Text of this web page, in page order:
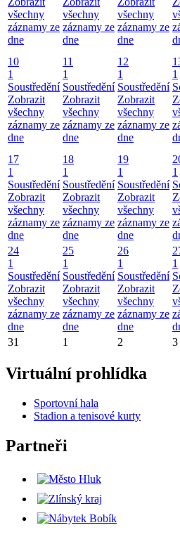
všechny
záznamy ze
dne
všechny
záznamy ze
dne
všechny
záznamy ze
dne
10
1
Soustředění
Zobrazit
všechny
záznamy ze
dne
11
1
Soustředění
Zobrazit
všechny
záznamy ze
dne
12
1
Soustředění
Zobrazit
všechny
záznamy ze
dne
1
17
1
Soustředění
Zobrazit
všechny
záznamy ze
dne
18
1
Soustředění
Zobrazit
všechny
záznamy ze
dne
19
1
Soustředění
Zobrazit
všechny
záznamy ze
dne
1
24
1
Soustředění
Zobrazit
všechny
záznamy ze
dne
25
1
Soustředění
Zobrazit
všechny
záznamy ze
dne
26
1
Soustředění
Zobrazit
všechny
záznamy ze
dne
1
31
1 2 3
Virtuální prohlídka
Sportovní hala
Stadion a tenisové kurty
Partneři